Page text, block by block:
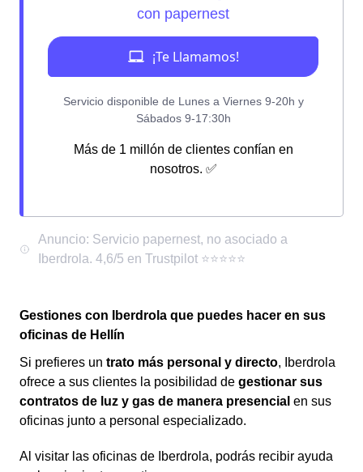
Más de 1 millón de clientes confían en
nosotros. ✅
Gestiones con Iberdrola que puedes hacer en sus
oficinas de Hellín
Si prefieres un trato más personal y directo, Iberdrola
ofrece a sus clientes la posibilidad de gestionar sus
contratos de luz y gas de manera presencial en sus
oficinas junto a personal especializado.
Al visitar las oficinas de Iberdrola, podrás recibir ayuda